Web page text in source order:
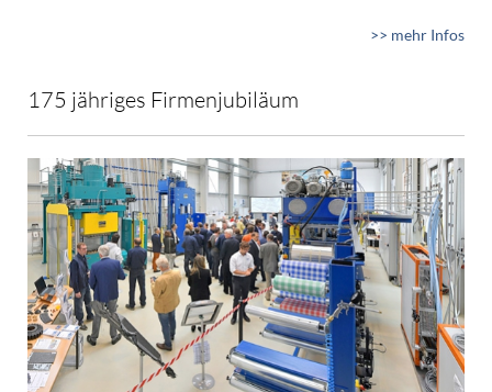
>> mehr Infos
175 jähriges Firmenjubiläum